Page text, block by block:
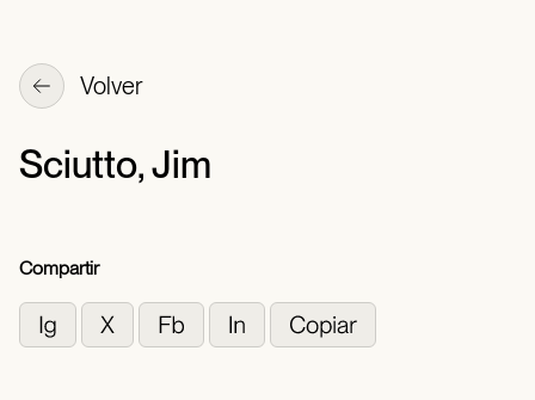
Volver
Sciutto, Jim
Compartir